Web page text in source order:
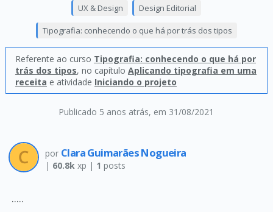
Publicado 5 anos atrás, em 31/08/2021
UX & Design Design Editorial
Tipografia: conhecendo o que há por trás dos tipos
Referente ao curso Tipografia: conhecendo o que há por
trás dos tipos, no capítulo Aplicando tipografia em uma
receita e atividade Iniciando o projeto
por Clara Guimarães Nogueira
| 60.8kxp | 1 posts
.....